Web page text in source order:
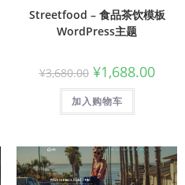
Streetfood – 食品茶饮模板
WordPress主题
¥3,680.00 ¥1,688.00
加入购物车